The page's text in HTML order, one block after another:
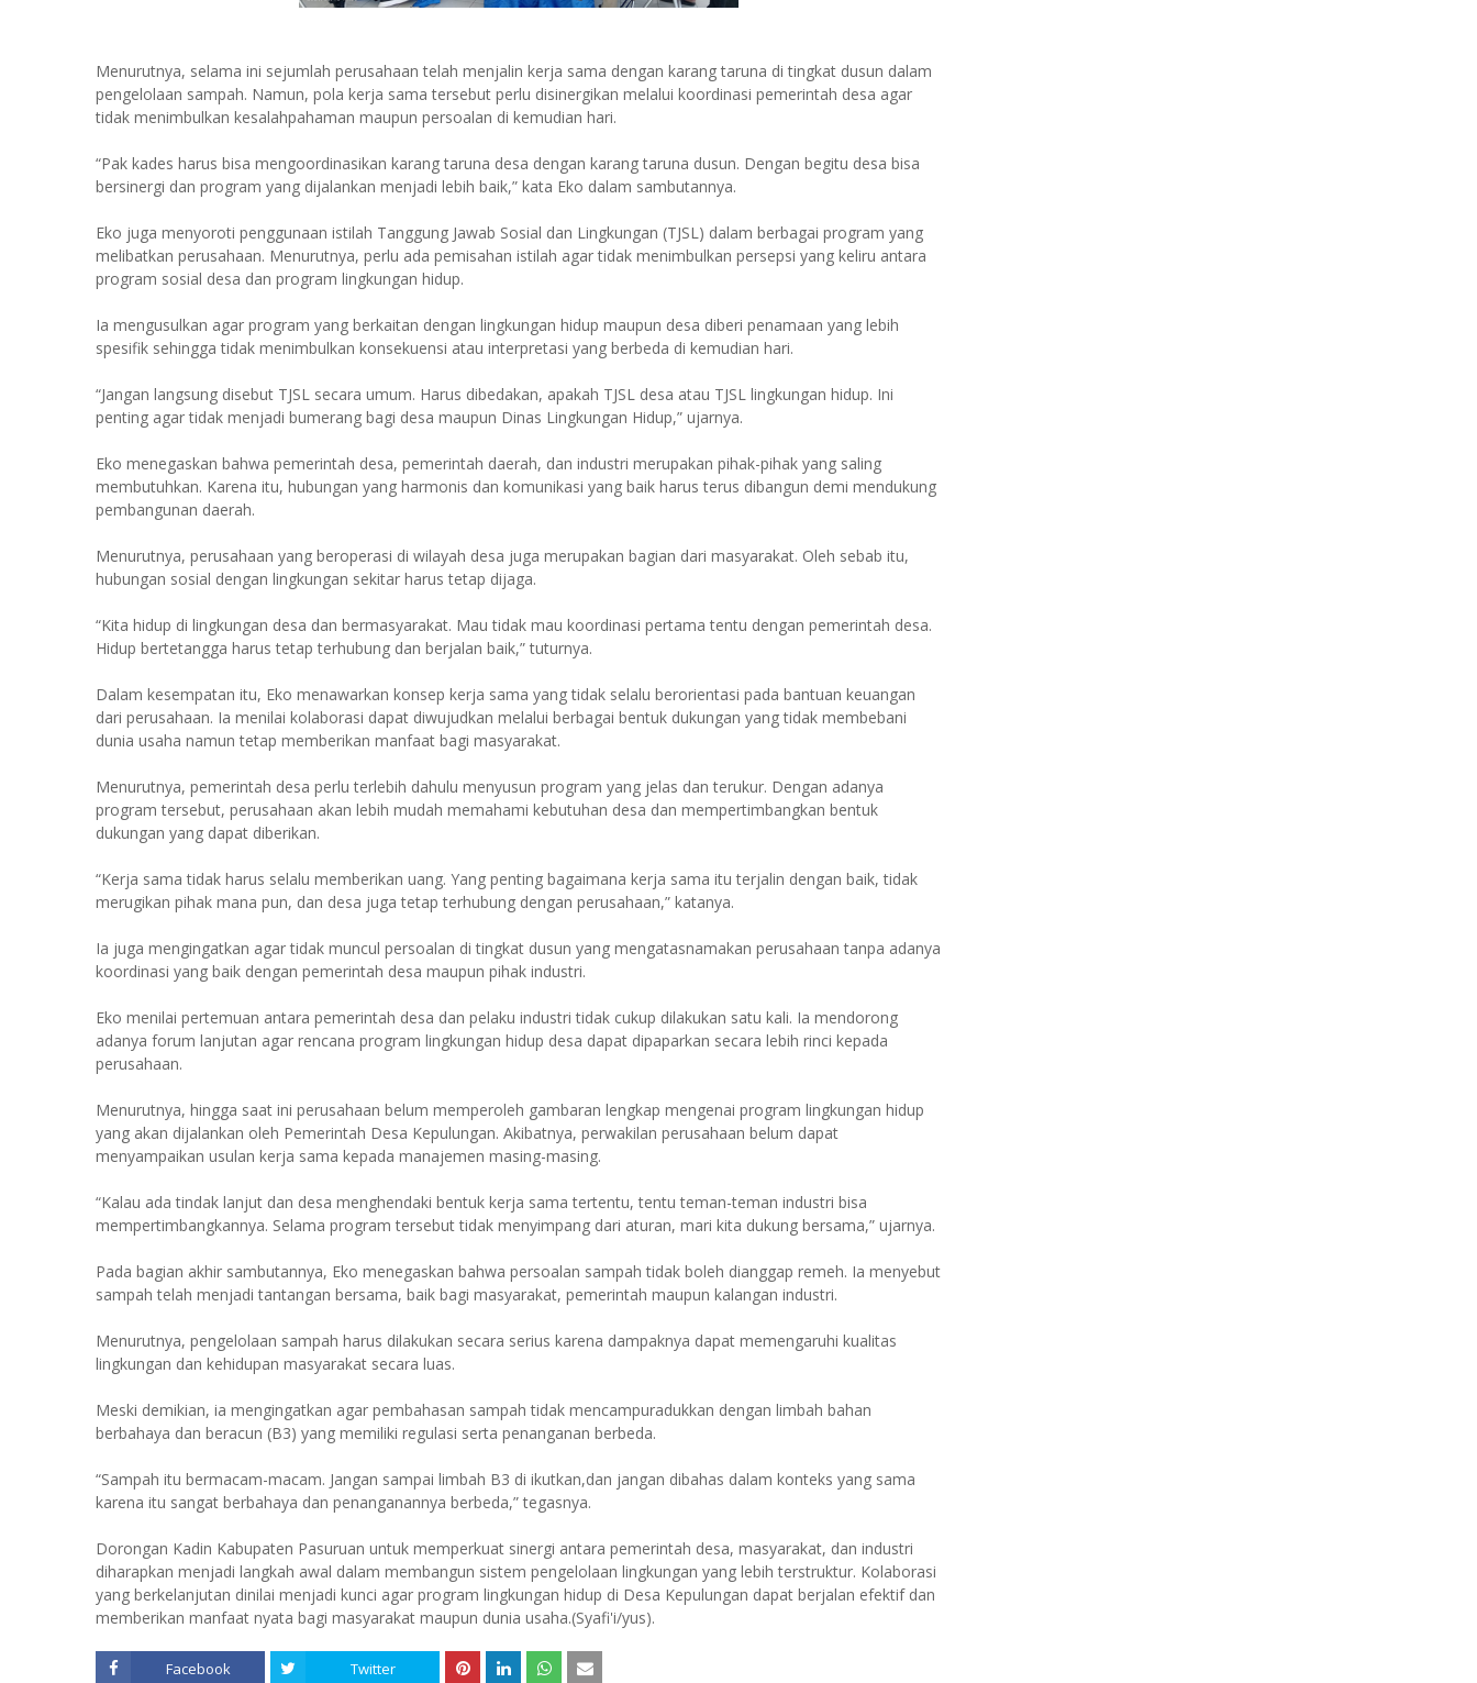
Menurutnya, selama ini sejumlah perusahaan telah menjalin kerja sama dengan karang taruna di tingkat dusun dalam
pengelolaan sampah. Namun, pola kerja sama tersebut perlu disinergikan melalui koordinasi pemerintah desa agar
tidak menimbulkan kesalahpahaman maupun persoalan di kemudian hari.
“Pak kades harus bisa mengoordinasikan karang taruna desa dengan karang taruna dusun. Dengan begitu desa bisa
bersinergi dan program yang dijalankan menjadi lebih baik,” kata Eko dalam sambutannya.
Eko juga menyoroti penggunaan istilah Tanggung Jawab Sosial dan Lingkungan (TJSL) dalam berbagai program yang
melibatkan perusahaan. Menurutnya, perlu ada pemisahan istilah agar tidak menimbulkan persepsi yang keliru antara
program sosial desa dan program lingkungan hidup.
Ia mengusulkan agar program yang berkaitan dengan lingkungan hidup maupun desa diberi penamaan yang lebih
spesifik sehingga tidak menimbulkan konsekuensi atau interpretasi yang berbeda di kemudian hari.
“Jangan langsung disebut TJSL secara umum. Harus dibedakan, apakah TJSL desa atau TJSL lingkungan hidup. Ini
penting agar tidak menjadi bumerang bagi desa maupun Dinas Lingkungan Hidup,” ujarnya.
Eko menegaskan bahwa pemerintah desa, pemerintah daerah, dan industri merupakan pihak-pihak yang saling
membutuhkan. Karena itu, hubungan yang harmonis dan komunikasi yang baik harus terus dibangun demi mendukung
pembangunan daerah.
Menurutnya, perusahaan yang beroperasi di wilayah desa juga merupakan bagian dari masyarakat. Oleh sebab itu,
hubungan sosial dengan lingkungan sekitar harus tetap dijaga.
“Kita hidup di lingkungan desa dan bermasyarakat. Mau tidak mau koordinasi pertama tentu dengan pemerintah desa.
Hidup bertetangga harus tetap terhubung dan berjalan baik,” tuturnya.
Dalam kesempatan itu, Eko menawarkan konsep kerja sama yang tidak selalu berorientasi pada bantuan keuangan
dari perusahaan. Ia menilai kolaborasi dapat diwujudkan melalui berbagai bentuk dukungan yang tidak membebani
dunia usaha namun tetap memberikan manfaat bagi masyarakat.
Menurutnya, pemerintah desa perlu terlebih dahulu menyusun program yang jelas dan terukur. Dengan adanya
program tersebut, perusahaan akan lebih mudah memahami kebutuhan desa dan mempertimbangkan bentuk
dukungan yang dapat diberikan.
“Kerja sama tidak harus selalu memberikan uang. Yang penting bagaimana kerja sama itu terjalin dengan baik, tidak
merugikan pihak mana pun, dan desa juga tetap terhubung dengan perusahaan,” katanya.
Ia juga mengingatkan agar tidak muncul persoalan di tingkat dusun yang mengatasnamakan perusahaan tanpa adanya
koordinasi yang baik dengan pemerintah desa maupun pihak industri.
Eko menilai pertemuan antara pemerintah desa dan pelaku industri tidak cukup dilakukan satu kali. Ia mendorong
adanya forum lanjutan agar rencana program lingkungan hidup desa dapat dipaparkan secara lebih rinci kepada
perusahaan.
Menurutnya, hingga saat ini perusahaan belum memperoleh gambaran lengkap mengenai program lingkungan hidup
yang akan dijalankan oleh Pemerintah Desa Kepulungan. Akibatnya, perwakilan perusahaan belum dapat
menyampaikan usulan kerja sama kepada manajemen masing-masing.
“Kalau ada tindak lanjut dan desa menghendaki bentuk kerja sama tertentu, tentu teman-teman industri bisa
mempertimbangkannya. Selama program tersebut tidak menyimpang dari aturan, mari kita dukung bersama,” ujarnya.
Pada bagian akhir sambutannya, Eko menegaskan bahwa persoalan sampah tidak boleh dianggap remeh. Ia menyebut
sampah telah menjadi tantangan bersama, baik bagi masyarakat, pemerintah maupun kalangan industri.
Menurutnya, pengelolaan sampah harus dilakukan secara serius karena dampaknya dapat memengaruhi kualitas
lingkungan dan kehidupan masyarakat secara luas.
Meski demikian, ia mengingatkan agar pembahasan sampah tidak mencampuradukkan dengan limbah bahan
berbahaya dan beracun (B3) yang memiliki regulasi serta penanganan berbeda.
“Sampah itu bermacam-macam. Jangan sampai limbah B3 di ikutkan,dan jangan dibahas dalam konteks yang sama
karena itu sangat berbahaya dan penanganannya berbeda,” tegasnya.
Dorongan Kadin Kabupaten Pasuruan untuk memperkuat sinergi antara pemerintah desa, masyarakat, dan industri
diharapkan menjadi langkah awal dalam membangun sistem pengelolaan lingkungan yang lebih terstruktur. Kolaborasi
yang berkelanjutan dinilai menjadi kunci agar program lingkungan hidup di Desa Kepulungan dapat berjalan efektif dan
memberikan manfaat nyata bagi masyarakat maupun dunia usaha.(Syafi'i/yus).
Facebook Twitter